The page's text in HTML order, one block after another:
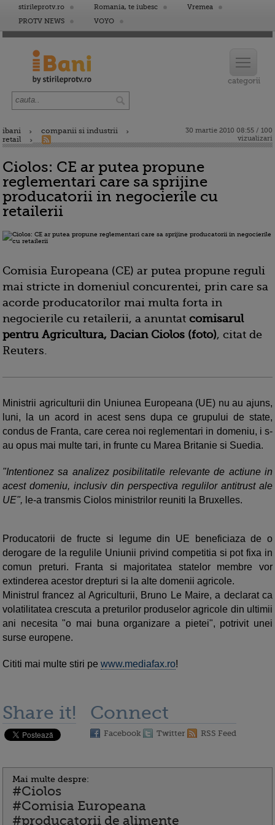
stirileprotv.ro Romania, te iubesc
Vremea
PROTV NEWS
VOYO
ibani
companii si industrii
retail
30 martie 2010 08:55 / 100
vizualizari
Ciolos: CE ar putea propune
reglementari care sa sprijine
producatorii in negocierile cu
retailerii
Comisia Europeana (CE) ar putea propune reguli
mai stricte in domeniul concurentei, prin care sa
acorde producatorilor mai multa forta in
negocierile cu retailerii, a anuntat comisarul
pentru Agricultura, Dacian Ciolos (foto), citat de
Reuters.
Ministrii agriculturii din Uniunea Europeana (UE) nu au ajuns,
luni, la un acord in acest sens dupa ce grupului de state,
condus de Franta, care cerea noi reglementari in domeniu, i s-
au opus mai multe tari, in frunte cu Marea Britanie si Suedia.
"Intentionez sa analizez posibilitatile relevante de actiune in
acest domeniu, inclusiv din perspectiva regulilor antitrust ale
UE", le-a transmis Ciolos ministrilor reuniti la Bruxelles.
Producatorii de fructe si legume din UE beneficiaza de o
derogare de la regulile Uniunii privind competitia si pot fixa in
comun preturi. Franta si majoritatea statelor membre vor
extinderea acestor drepturi si la alte domenii agricole.
Ministrul francez al Agriculturii, Bruno Le Maire, a declarat ca
volatilitatea crescuta a preturilor produselor agricole din ultimii
ani necesita "o mai buna organizare a pietei", potrivit unei
surse europene.
Cititi mai multe stiri pe www.mediafax.ro!
Share it! Connect
Facebook Twitter RSS Feed
Mai multe despre:
#Ciolos
#Comisia Europeana
#producatorii de alimente